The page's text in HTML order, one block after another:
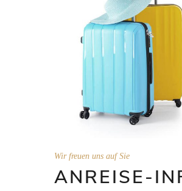
Wir freuen uns auf Sie
ANREISE-